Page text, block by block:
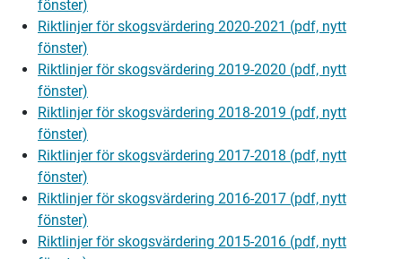
fönster)
Riktlinjer för skogsvärdering 2020-2021 (pdf, nytt
fönster)
Riktlinjer för skogsvärdering 2019-2020 (pdf, nytt
fönster)
Riktlinjer för skogsvärdering 2018-2019 (pdf, nytt
fönster)
Riktlinjer för skogsvärdering 2017-2018 (pdf, nytt
fönster)
Riktlinjer för skogsvärdering 2016-2017 (pdf, nytt
fönster)
Riktlinjer för skogsvärdering 2015-2016 (pdf, nytt